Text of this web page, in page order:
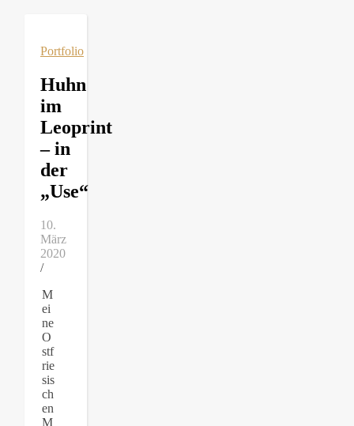
Portfolio
Huhn
im
Leoprint
– in
der
„Use“
10.
März
2020
/
M
ei
ne
O
stf
rie
sis
ch
en
M